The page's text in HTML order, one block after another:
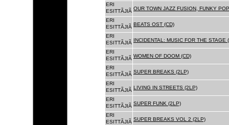
ERI
ESITTÃJIÃ OUR TOWN JAZZ FUSION, FUNKY
ERI
ESITTÃJIÃ BEATS OST (CD)
ERI
ESITTÃJIÃ INCIDENTAL: MUSIC FOR THE STAGE
ERI
ESITTÃJIÃ WOMEN OF DOOM (CD)
ERI
ESITTÃJIÃ SUPER BREAKS (2LP)
ERI
ESITTÃJIÃ LIVING IN STREETS (2LP)
ERI
ESITTÃJIÃ SUPER FUNK (2LP)
ERI
ESITTÃJIÃ SUPER BREAKS VOL 2 (2LP)